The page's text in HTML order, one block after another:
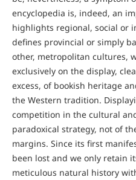
encyclopedia is, indeed, an
highlights regional, social or
defines provincial or simply
other, metropolitan cultures,
exclusively on the display,
excess, of bookish heritage
the Western tradition.
competition in the cultural
paradoxical strategy, not of
margins. Since its first
been lost and we only retain
meticulous natural history